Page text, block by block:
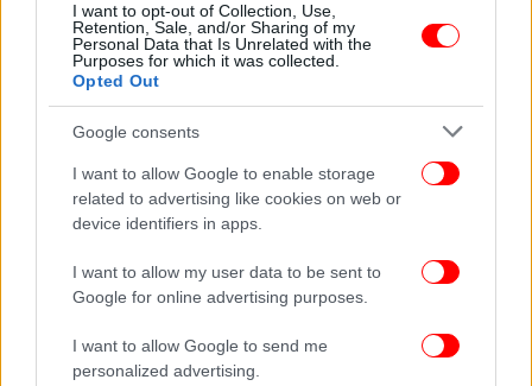
I want to opt-out of Collection, Use,
Retention, Sale, and/or Sharing of my
Personal Data that Is Unrelated with the
Purposes for which it was collected.
Opted Out
Google consents
I want to allow Google to enable storage
related to advertising like cookies on web or
device identifiers in apps.
I want to allow my user data to be sent to
Google for online advertising purposes.
I want to allow Google to send me
personalized advertising.
επανέλθω πάλι με στατιστικά στοιχεία για να
αποδείξω ότι τα τελευταία, ειδικά πέντε, χρόνια αν
εξαιρέσουμε τον Ιούνιο, «όλος» ο καιρός «πέφτει»
Ιούλιο και Αύγουστο. Μάλιστα θα έλεγα να μην ξανά
ζήσουμε το καλοκαίρι του 2024, του 2025 και του
2023. Αυτά τα καλοκαίρια τον Ιούλιο και τον
Αύγουστο ήταν πολύ ζεστά. Δεν μπορούμε ακόμα
να γνωρίζουμε αν θα ξεπεραστούν, διότι αν
δεν έχουν καμιά σχέση, το 2015 και το 2016 με το
1997 και το 1998.
Θέλω επίσης να σημειώσω ότι γενικά η μέση